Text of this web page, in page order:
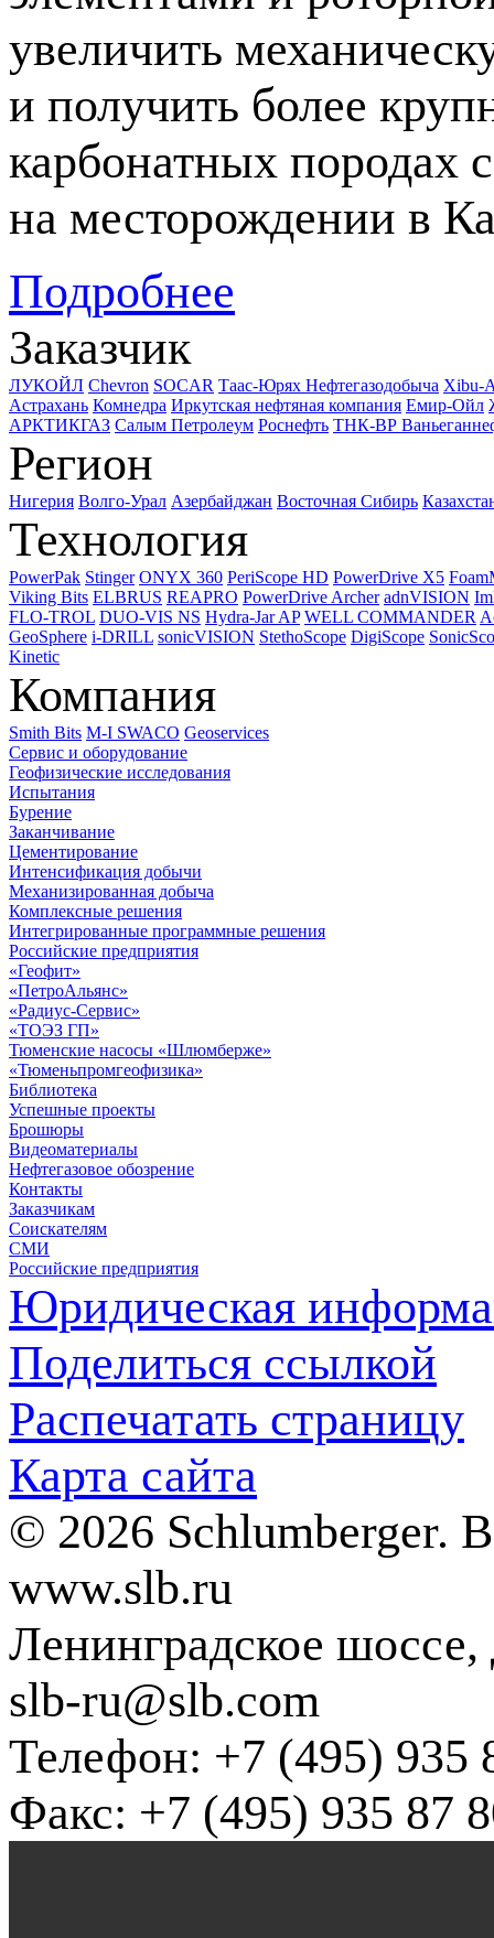
увеличить
и получить более
карбонатных породах
на месторождении в
Подробнее
Заказчик
ЛУКОЙЛ Chevron SOCAR Таас-Юрях Нефтегазодобыча Xibu-
Астрахань Комнедра Иркутская нефтяная компания Емир-Ойл
АРКТИКГАЗ Салым Петролеум Роснефть ТНК-ВР
Регион
Нигерия Волго-Урал Азербайджан Восточная Сибирь
Технология
PowerPak Stinger ONYX 360 PeriScope HD PowerDrive X5
Viking Bits ELBRUS REAPRO PowerDrive Archer adnVISION
FLO-TROL DUO-VIS NS Hydra-Jar AP WELL COMMANDER
GeoSphere i-DRILL sonicVISION StethoScope DigiScope
Kinetic
Компания
Smith Bits M-I SWACO Geoservices
Сервис и оборудование
Геофизические исследования
Испытания
Бурение
Заканчивание
Цементирование
Интенсификация добычи
Механизированная добыча
Комплексные решения
Интегрированные программные решения
Российские предприятия
«Геофит»
«ПетроАльянс»
«Радиус-Сервис»
«ТОЭЗ ГП»
Тюменские насосы «Шлюмберже»
«Тюменьпромгеофизика»
Библиотека
Успешные проекты
Брошюры
Видеоматериалы
Нефтегазовое обозрение
Контакты
Заказчикам
Соискателям
СМИ
Российские предприятия
Юридическая
Поделиться ссылкой
Распечатать страницу
Карта сайта
© 2026 Schlumberger.
www.slb.ru
Ленинградское
slb-ru@slb.com
Телефон: +7 (495) 935
Факс: +7 (495) 935 87